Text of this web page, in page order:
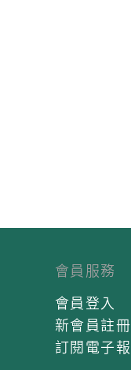
會員服務
會員登入
新會員註冊
訂閱電子報